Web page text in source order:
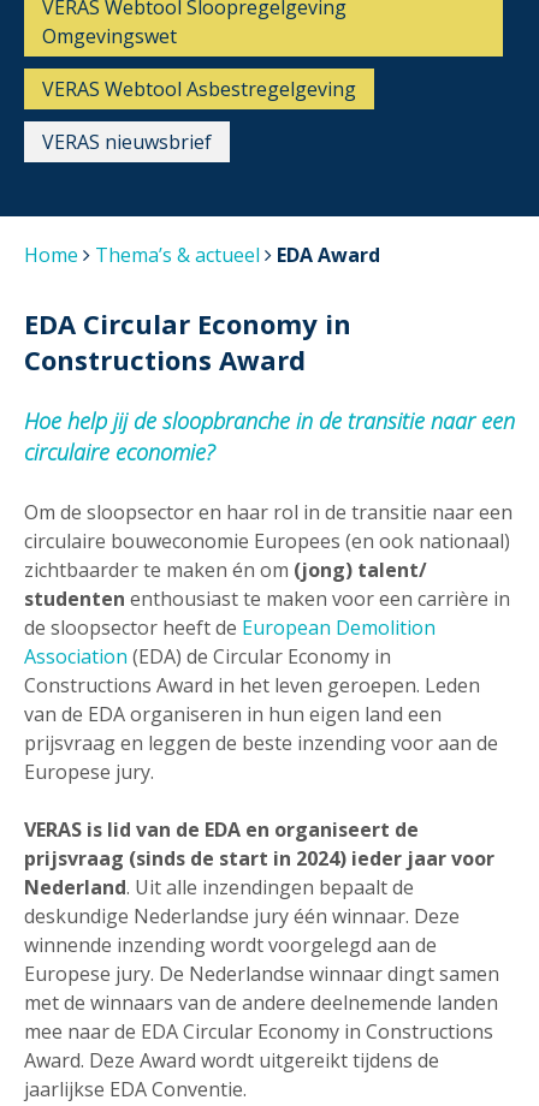
VERAS Webtool Sloopregelgeving
Omgevingswet
VERAS Webtool Asbestregelgeving
VERAS nieuwsbrief
Home Thema’s & actueel EDA Award
EDA Circular Economy in
Constructions Award
Hoe help jij de sloopbranche in de transitie naar een
circulaire economie?
Om de sloopsector en haar rol in de transitie naar een
circulaire bouweconomie Europees (en ook nationaal)
zichtbaarder te maken én om (jong) talent/
studenten enthousiast te maken voor een carrière in
de sloopsector heeft de European Demolition
Association (EDA) de Circular Economy in
Constructions Award in het leven geroepen. Leden
van de EDA organiseren in hun eigen land een
prijsvraag en leggen de beste inzending voor aan de
Europese jury.
VERAS is lid van de EDA en organiseert de
prijsvraag (sinds de start in 2024) ieder jaar voor
Nederland. Uit alle inzendingen bepaalt de
deskundige Nederlandse jury één winnaar. Deze
winnende inzending wordt voorgelegd aan de
Europese jury. De Nederlandse winnaar dingt samen
met de winnaars van de andere deelnemende landen
mee naar de EDA Circular Economy in Constructions
Award. Deze Award wordt uitgereikt tijdens de
jaarlijkse EDA Conventie.